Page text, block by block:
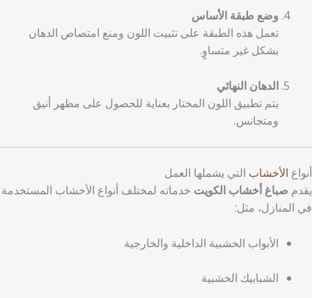
وضع طبقة الأساس
تعمل هذه الطبقة على تثبيت اللون ومنع امتصاص الدهان
بشكل غير متساوٍ.
الدهان النهائي
يتم تطبيق اللون المختار بعناية للحصول على مظهر أنيق
ومتجانس.
أنواع الأخشاب التي يشملها العمل
يقدم صباغ أخشاب الكويت خدماته لمختلف أنواع الأخشاب المستخدمة
في المنازل، مثل:
الأبواب الخشبية الداخلية والخارجية
الشبابيك الخشبية